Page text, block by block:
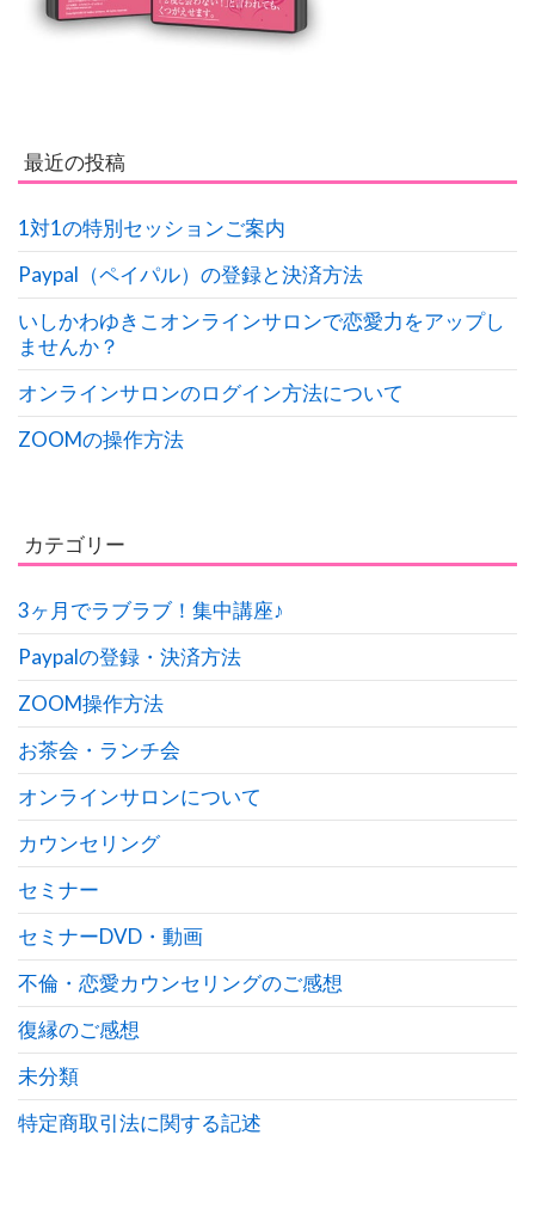
最近の投稿
1対1の特別セッションご案内
Paypal（ペイパル）の登録と決済方法
いしかわゆきこオンラインサロンで恋愛力をアップし
ませんか？
オンラインサロンのログイン方法について
ZOOMの操作方法
カテゴリー
3ヶ月でラブラブ！集中講座♪
Paypalの登録・決済方法
ZOOM操作方法
お茶会・ランチ会
オンラインサロンについて
カウンセリング
セミナー
セミナーDVD・動画
不倫・恋愛カウンセリングのご感想
復縁のご感想
未分類
特定商取引法に関する記述